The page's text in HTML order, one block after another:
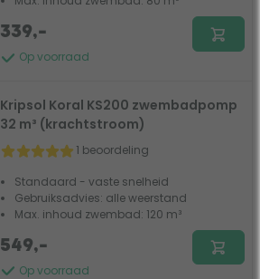
Op voorraad
339,-
Kripsol Koral KS200 zwembadpomp
32 m³ (krachtstroom)
1 beoordeling
Standaard - vaste snelheid
Gebruiksadvies: alle weerstand
Max. inhoud zwembad: 120 m³
Op voorraad
549,-